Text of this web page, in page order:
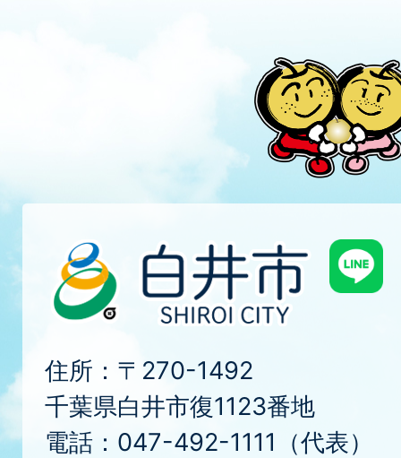
住所：〒270-1492
千葉県白井市復1123番地
電話：047-492-1111（代表）